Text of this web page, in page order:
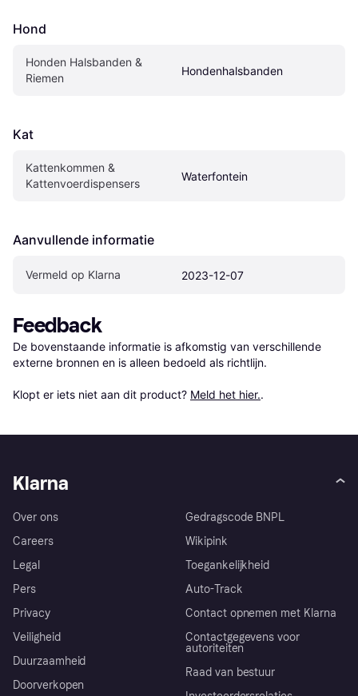
Hond
Honden Halsbanden &
Riemen
Hondenhalsbanden
Kat
Kattenkommen &
Kattenvoerdispensers
Waterfontein
Aanvullende informatie
Vermeld op Klarna 2023-12-07
Feedback
De bovenstaande informatie is afkomstig van verschillende
externe bronnen en is alleen bedoeld als richtlijn.
Klopt er iets niet aan dit product? Meld het hier..
Klarna
Over ons
Careers
Legal
Pers
Privacy
Veiligheid
Duurzaamheid
Doorverkopen
Gedragscode BNPL
Wikipink
Toegankelijkheid
Auto-Track
Contact opnemen met Klarna
Contactgegevens voor
autoriteiten
Raad van bestuur